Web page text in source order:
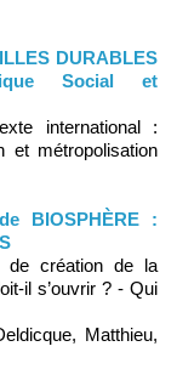
DURABLES
Social et
international :
et métropolisation
BIOSPHÈRE :
de création de la
il s’ouvrir ? - Qui
Matthieu,